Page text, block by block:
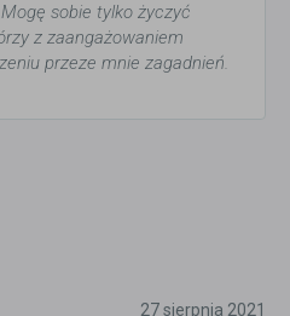
sobie tylko życzyć
z zaangażowaniem
przeze mnie zagadnień.
27 sierpnia 2021